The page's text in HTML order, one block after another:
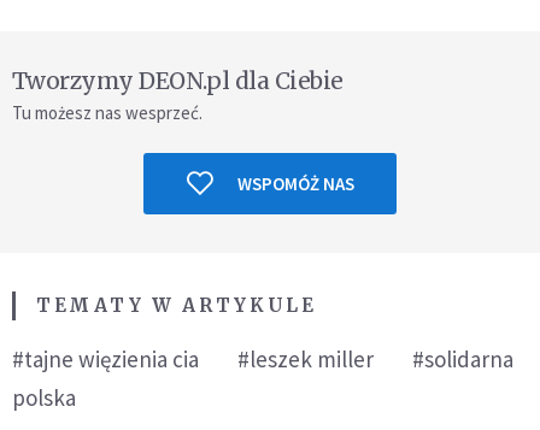
Tworzymy DEON.pl dla Ciebie
Tu możesz nas wesprzeć.
WSPOMÓŻ NAS
TEMATY W ARTYKULE
#tajne więzienia cia #leszek miller
#solidarna
polska